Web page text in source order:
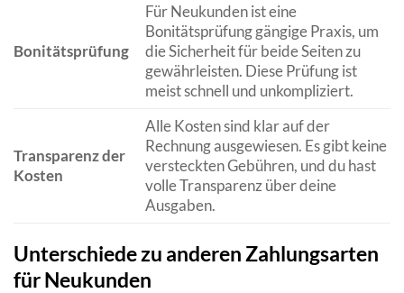
Bonitätsprüfung
Für Neukunden ist eine
Bonitätsprüfung gängige Praxis, um
die Sicherheit für beide Seiten zu
gewährleisten. Diese Prüfung ist
meist schnell und unkompliziert.
Transparenz der
Kosten
Alle Kosten sind klar auf der
Rechnung ausgewiesen. Es gibt keine
versteckten Gebühren, und du hast
volle Transparenz über deine
Ausgaben.
Unterschiede zu anderen Zahlungsarten
für Neukunden